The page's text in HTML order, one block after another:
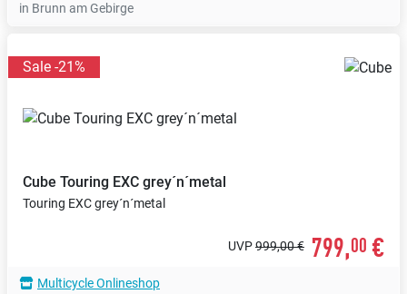
in Brunn am Gebirge
Sale -21%
Cube Touring EXC grey´n´metal
Touring EXC grey´n´metal
UVP999,00 € 799,00 €
Multicycle Onlineshop